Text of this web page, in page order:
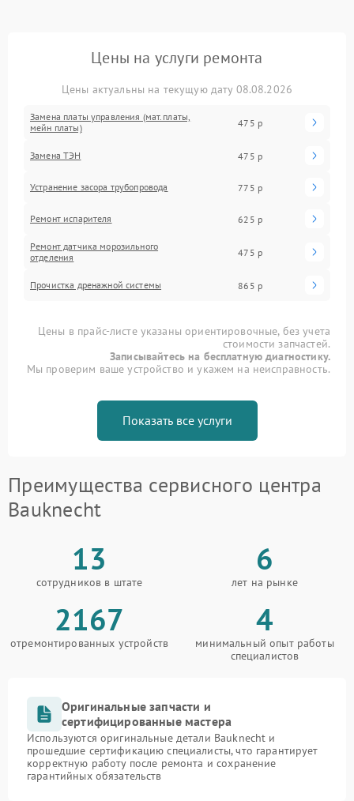
Цены на услуги ремонта
Цены актуальны на текущую дату 08.08.2026
Замена платы управления (мат.платы,
мейн платы)
475 р
Замена ТЭН 475 р
Устранение засора трубопровода 775 р
Ремонт испарителя 625 р
Ремонт датчика морозильного
отделения
475 р
Прочистка дренажной системы 865 р
Цены в прайс-листе указаны ориентировочные, без учета
стоимости запчастей.
Записывайтесь на бесплатную диагностику.
Мы проверим ваше устройство и укажем на неисправность.
Показать все услуги
Преимущества сервисного центра
Bauknecht
13
сотрудников в штате
6
лет на рынке
2167
отремонтированных устройств
4
минимальный опыт работы
специалистов
Оригинальные запчасти и
сертифицированные мастера
Используются оригинальные детали Bauknecht и
прошедшие сертификацию специалисты, что гарантирует
корректную работу после ремонта и сохранение
гарантийных обязательств